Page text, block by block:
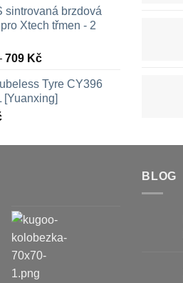
sintrovaná brzdová
Xtech třmen - 2
709 KčRozpětí
326 Kč
až
Tyre CY396
[Yuanxing]
BLOG